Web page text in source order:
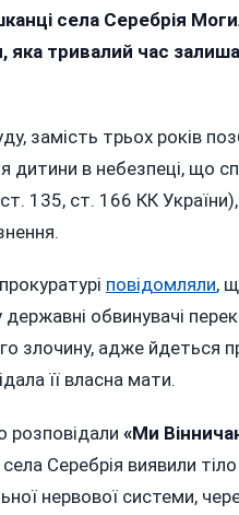
Термін
Матері,
Голодом
10-
Сина
села Серебрія
яка тривалий час
замість трьох років
дитини в небезпеці, що
135, ст. 166 КК
повідомляли,
державні обвинувачі
злочину, адже йдеться
її власна мати.
розповідали «Ми
Серебрія виявили
нервової системи,